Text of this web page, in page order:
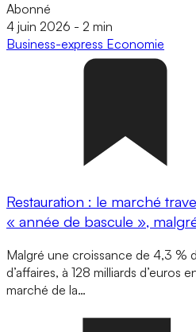
Abonné
4 juin 2026 - 2 min
Business-express Economie
Restauration : le marché
« année de bascule »,
Malgré une croissance de 4,3 %
d’affaires, à 128 milliards d’euros
marché de la…